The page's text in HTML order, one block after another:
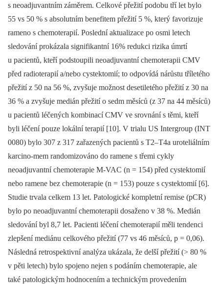
s neoadjuvantním záměrem. Celkové přežití podobu tří let bylo
55 vs 50 % s absolutním benefitem přežití 5 %, který favorizuje
rameno s chemoterapií. Poslední aktualizace po osmi letech
sledování prokázala signifikantní 16% re­dukci rizika úmrtí
u pacientů, kteří podstoupili neoadjuvantní chemoterapii CMV
před radioterapií a/nebo cystektomií; to odpovídá nárůstu tříletého
přežití z 50 na 56 %, zvyšuje možnost desetiletého přežití z 30 na
36 % a zvyšuje medián přežití o sedm měsíců (z 37 na 44 měsíců)
u pacientů léčených kombinací CMV ve srovnání s těmi, kteří
byli léčení pouze lokální terapií [10]. V trialu US Intergroup (INT
0080) bylo 307 z 317 zařazených pa­cientů s T2–T4a uroteliálním
karcino-mem randomizováno do ramene s třemi cykly
neoadjuvantní chemoterapie M-VAC (n = 154) před cystektomií
nebo ramene bez chemoterapie (n = 153) pouze s cystektomií [6].
Studie trvala celkem 13 let. Patologické kompletní remise (pCR)
bylo po neoadjuvantní chemoterapii dosaženo v 38 %. Medián
sledování byl 8,7 let. Pacienti léčení chemoterapií měli tendenci
zlepšení mediánu celkového přežití (77 vs 46 měsíců, p = 0,06).
Následná retrospektivní analýza ukázala, že delší přežití (> 80 %
v pěti letech) bylo spojeno nejen s podáním chemoterapie, ale
také patologickým hodnocením a technickým provedením